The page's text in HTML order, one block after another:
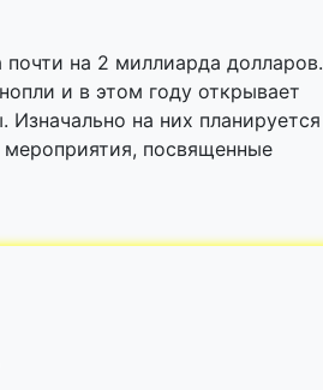
на 2 миллиарда долларов.
и в этом году открывает
на них планируется
мероприятия, посвященные